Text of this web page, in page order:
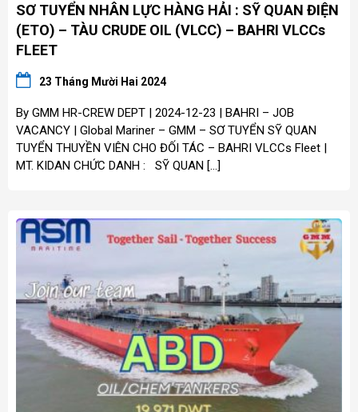
SƠ TUYỂN NHÂN LỰC HÀNG HẢI : SỸ QUAN ĐIỆN
(ETO) – TÀU CRUDE OIL (VLCC) – BAHRI VLCCs
FLEET
23 Tháng Mười Hai 2024
By GMM HR-CREW DEPT | 2024-12-23 | BAHRI – JOB
VACANCY | Global Mariner – GMM – SƠ TUYỂN SỸ QUAN
TUYỂN THUYỀN VIÊN CHO ĐỐI TÁC – BAHRI VLCCs Fleet |
MT. KIDAN CHỨC DANH : SỸ QUAN […]